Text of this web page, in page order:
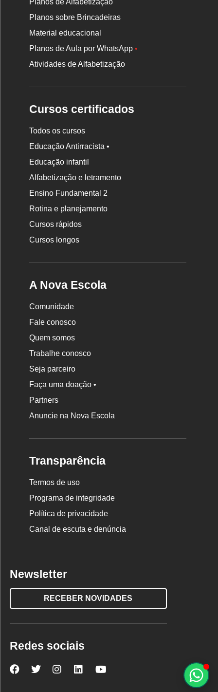
Planos de Alfabetização
Planos sobre Brincadeiras
Material educacional
Planos de Aula por WhatsApp•
Atividades de Alfabetização
Cursos certificados
Todos os cursos
Educação Antirracista •
Educação infantil
Alfabetização e letramento
Ensino Fundamental 2
Rotina e planejamento
Cursos rápidos
Cursos longos
A Nova Escola
Comunidade
Fale conosco
Quem somos
Trabalhe conosco
Seja parceiro
Faça uma doação •
Partners
Anuncie na Nova Escola
Transparência
Termos de uso
Programa de integridade
Política de privacidade
Canal de escuta e denúncia
Newsletter
RECEBER NOVIDADES
Redes sociais
NovaNova Nova Nova